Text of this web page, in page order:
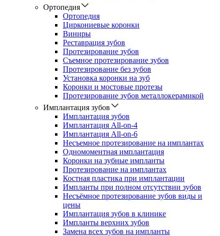
Ортопедия
Ортопедия
Циркониевые коронки
Виниры
Реставрация зубов
Протезирование зубов
Съемное протезирование зубов
Протезирование без зубов
Установка коронки на зуб
Коронки и мостовые протезы
Протезирование зубов металлокерамикой
Имплантация зубов
Имплантация зубов
Имплантация All-on-4
Имплантация All-on-6
Несъемное протезирование на имплантах
Одномоментная имплантация
Коронки на зубные импланты
Протезирование на имплантах
Костная пластика при имплантации
Импланты при полном отсутствии зубов
Несъёмное протезирование зубов виды и
цены
Имплантация зубов в клинике
Импланты верхних зубов
Замена всех зубов на импланты